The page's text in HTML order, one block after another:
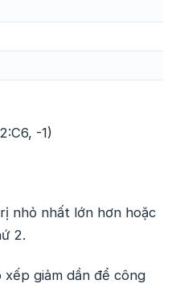
-1)
nhỏ nhất lớn hơn hoặc
2.
xếp giảm dần để công